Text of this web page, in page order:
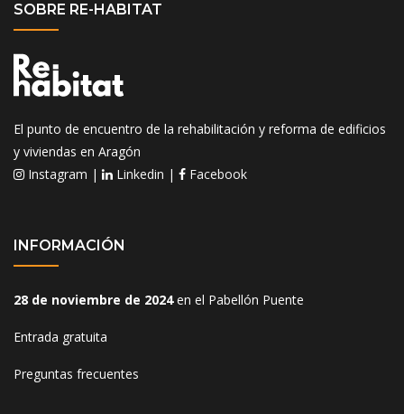
SOBRE RE-HABITAT
El punto de encuentro de la rehabilitación y reforma de edificios
y viviendas en Aragón
Instagram | Linkedin | Facebook
INFORMACIÓN
28 de noviembre de 2024en el Pabellón Puente
Entrada gratuita
Preguntas frecuentes